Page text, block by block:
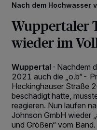
Nach dem Hochwasser
Wuppertaler
wieder im
Wuppertal · Nachdem
2021 auch die „o.b“-
Heckinghauser Straße
beschädigt hatte,
reagieren. Nun laufen
Johnson GmbH wieder
und Größen“ vom Band.